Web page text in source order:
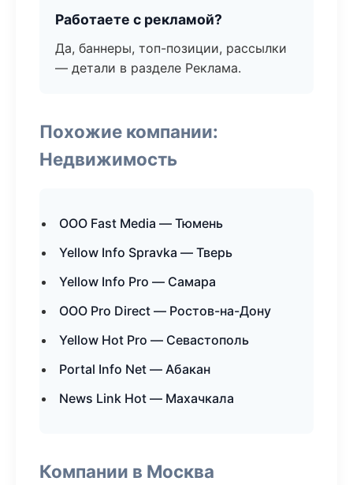
Работаете с рекламой?
Да, баннеры, топ-позиции, рассылки
— детали в разделе Реклама.
Похожие компании:
Недвижимость
ООО Fast Media — Тюмень
Yellow Info Spravka — Тверь
Yellow Info Pro — Самара
ООО Pro Direct — Ростов-на-Дону
Yellow Hot Pro — Севастополь
Portal Info Net — Абакан
News Link Hot — Махачкала
Компании в Москва